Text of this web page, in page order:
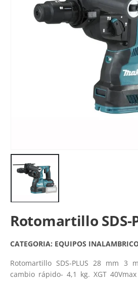
Rotomartillo SDS-
CATEGORIA: EQUIPOS
Rotomartillo SDS-PLUS 28 mm 3
cambio rápido- 4,1 kg. XGT